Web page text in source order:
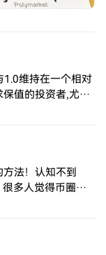
1.0维持在一个相对
值的投资者,尤其
的可能性对
法！认知不到
多人觉得币圈靠
认知。 市场就是